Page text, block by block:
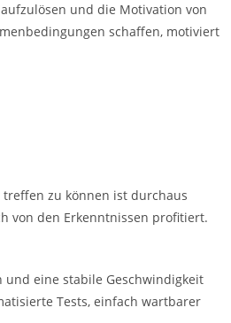
und die Motivation von
schaffen, motiviert
treffen zu können ist durchaus
von den Erkenntnissen profitiert.
und eine stabile Geschwindigkeit
Tests, einfach wartbarer